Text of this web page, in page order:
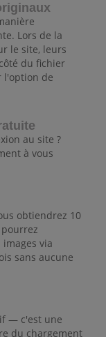
Lors de la
le site, leurs
du fichier
l'option de
au site ?
à vous
obtiendrez 10
via
sans aucune
— c'est une
du chargement